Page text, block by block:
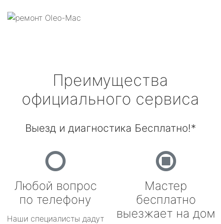
Преимущества
официального сервиса
Выезд и диагностика Бесплатно!*
Любой вопрос
по телефону
Наши специалисты дадут
Мастер
бесплатно
выезжает на дом